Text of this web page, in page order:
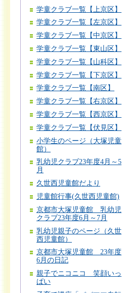
学童クラブ一覧【上京区】
学童クラブ一覧【左京区】
学童クラブ一覧【中京区】
学童クラブ一覧【東山区】
学童クラブ一覧【山科区】
学童クラブ一覧【下京区】
学童クラブ一覧【南区】
学童クラブ一覧【右京区】
学童クラブ一覧【西京区】
学童クラブ一覧【伏見区】
小学生のページ（大塚児童
館）
乳幼児クラブ23年度4月～5
月
久世西児童館だより
児童館行事(久世西児童館)
京都市大塚児童館 乳幼児
クラブ23年度6月～7月
乳幼児親子のページ（久世
西児童館）
京都市大塚児童館 23年度
6月の日記
親子でニコニコ 笑顔いっ
ぱい